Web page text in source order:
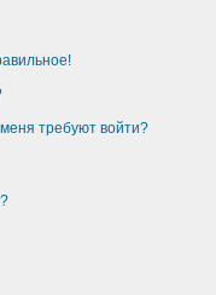
требуют войти?